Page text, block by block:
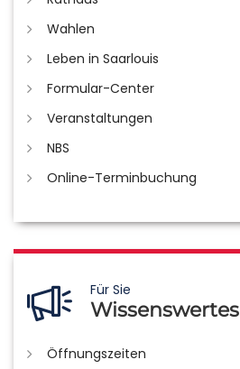
Wahlen
Leben in Saarlouis
Formular-Center
Veranstaltungen
NBS
Online-Terminbuchung
Für Sie
Wissenswertes
Öffnungszeiten